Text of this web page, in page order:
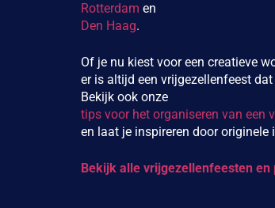
Rotterdam en
Den Haag.
Of je nu kiest voor een creatieve
er is altijd een vrijgezellenfeest
Bekijk ook onze
tips voor het organiseren van een
en laat je inspireren door originele
Bekijk alle vrijgezellenfeesten